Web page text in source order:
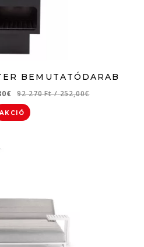
BEMUTATÓDARAB
92 270 Ft/ 252,00€
AKCIÓ